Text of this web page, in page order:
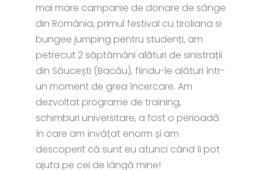
mai mare campanie de donare de sânge
din România, primul festival cu tiroliana si
bungee jumping pentru studenți, am
petrecut 2 săptămâni alături de sinistrații
din Săucești (Bacău), fiindu-le alături într-
un moment de grea încercare. Am
dezvoltat programe de training,
schimburi universitare, a fost o perioadă
în care am învățat enorm și am
descoperit că sunt eu atunci când îi pot
ajuta pe cei de lângă mine!